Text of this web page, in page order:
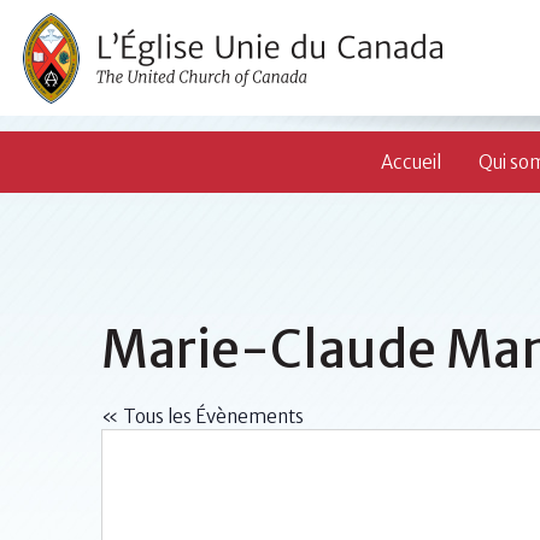
Accueil Qui
Marie-Claude
« Tous les Évènements